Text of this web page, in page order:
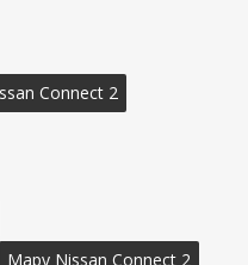
Connect 2
Mapy Nissan Connect 2